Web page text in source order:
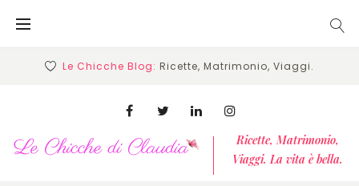
Le Chicche Blog: Ricette, Matrimonio, Viaggi.
Ricette, Matrimonio,
Viaggi. La vita è bella.
Facebook LinkedinInstagram